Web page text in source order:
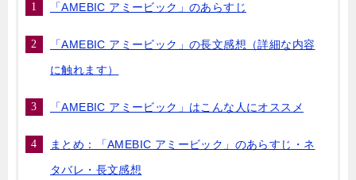
「AMEBIC アミービック」のあらすじ
「AMEBIC アミービック」の長文感想（詳細な内容
に触れます）
「AMEBIC アミービック」はこんな人にオススメ
まとめ：「AMEBIC アミービック」のあらすじ・ネ
タバレ・長文感想